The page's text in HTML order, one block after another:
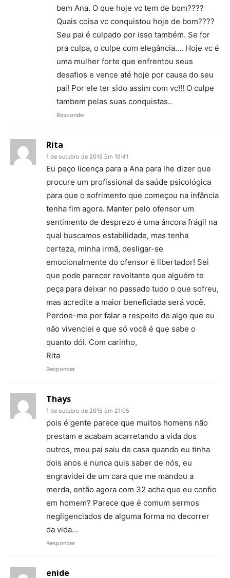
bem Ana. O que hoje vc tem de bom????
Quais coisa vc conquistou hoje de bom????
Seu pai é culpado por isso também. Se for
pra culpa, o culpe com elegância…. Hoje vc é
uma mulher forte que enfrentou seus
desafios e vence até hoje por causa do seu
pai! Por ele ter sido assim com vc!!! O culpe
tambem pelas suas conquistas..
Responder
Rita
1 de outubro de 2015 Em 19:41
Eu peço licença para a Ana para lhe dizer que
procure um profissional da saúde psicológica
para que o sofrimento que começou na infância
tenha fim agora. Manter pelo ofensor um
sentimento de desprezo é uma âncora frágil na
qual buscamos estabilidade, mas tenha
certeza, minha irmã, desligar-se
emocionalmente do ofensor é libertador! Sei
que pode parecer revoltante que alguém te
peça para deixar no passado tudo o que sofreu,
mas acredite a maior beneficiada será você.
Perdoe-me por falar a respeito de algo que eu
não vivenciei e que só você é que sabe o
quanto dói. Com carinho,
Rita
Responder
Thays
1 de outubro de 2015 Em 21:05
pois é gente parece que muitos homens não
prestam e acabam acarretando a vida dos
outros, meu pai saiu de casa quando eu tinha
dois anos e nunca quis saber de nós, eu
engravidei de um cara que me mandou a
merda, então agora com 32 acha que eu confio
em homem? Parece que é comum sermos
negligenciados de alguma forma no decorrer
da vida…
Responder
enide